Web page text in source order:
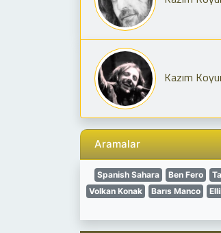
Kazım
Aramalar
Spanish Sahara Ben Fero
Volkan Konak
Barıs Manco